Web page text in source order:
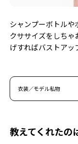
シャンプーボトルや
クササイズをしち
げすればバストアッ
衣装／モデル私物
教えてくれた